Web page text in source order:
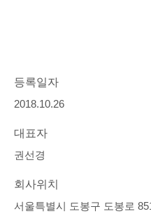
등록일자
2018.10.26
대표자
권선경
회사위치
서울특별시 도봉구 도봉로